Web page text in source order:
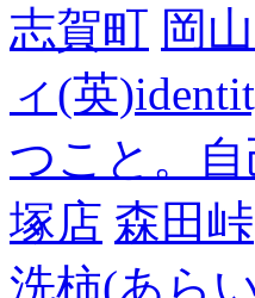
志賀町 岡
ィ(英
つこと。
塚店 森田峠
洗柿(あら